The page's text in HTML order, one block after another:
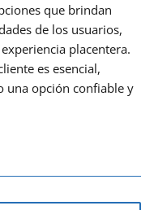
que brindan
de los usuarios,
placentera.
es esencial,
una opción confiable y